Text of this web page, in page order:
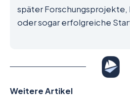
später
oder sogar erfolgreiche
Weitere Artikel